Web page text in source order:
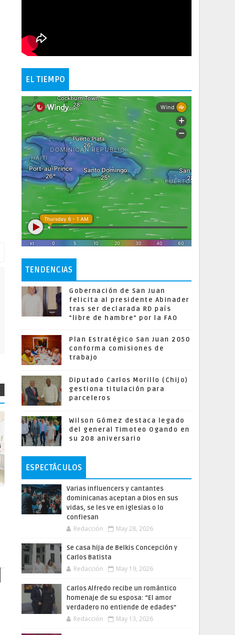
EL TIEMPO
TENDENCIAS
Gobernación de San Juan
felicita al presidente Abinader
tras ser declarada RD país
"libre de hambre" por la FAO
Plan Estratégico San Juan 2050
conforma comisiones de
trabajo
Diputado Carlos Morillo (Chijo)
gestiona titulación para
parceleros
Wilson Gómez destaca legado
del general Timoteo Ogando en
su 208 aniversario
ESPECTÁCULOS
Varias influencers y cantantes
dominicanas aceptan a Dios en sus
vidas, se les ve en iglesias o lo
confiesan
Redacción May 28, 2026
Se casa hija de Belkis Concepción y
Carlos Batista
Redacción May 19, 2026
Carlos Alfredo recibe un romántico
homenaje de su esposa: “El amor
verdadero no entiende de edades”
Redacción May 13, 2026